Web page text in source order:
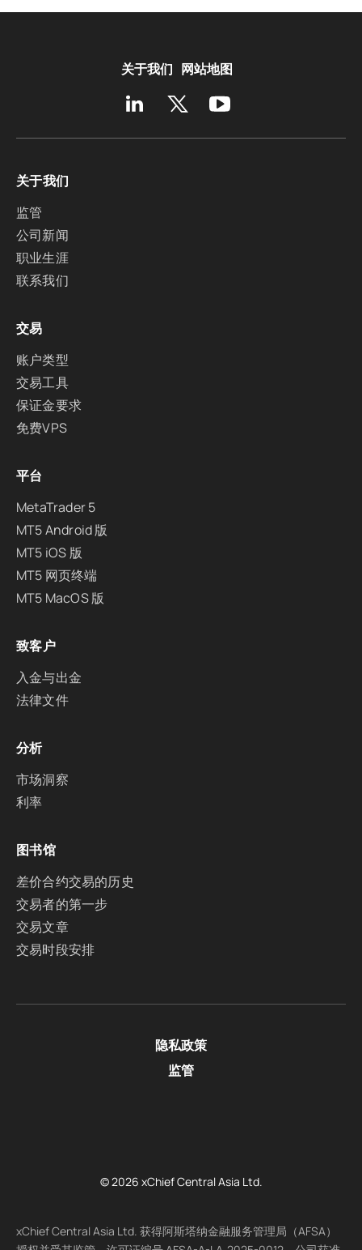
关于我们 网站地图
关于我们
监管
公司新闻
职业生涯
联系我们
交易
账户类型
交易工具
保证金要求
免费VPS
平台
MetaTrader 5
MT5 Android 版
MT5 iOS 版
MT5 网页终端
MT5 MacOS 版
致客户
入金与出金
法律文件
分析
市场洞察
利率
图书馆
差价合约交易的历史
交易者的第一步
交易文章
交易时段安排
隐私政策
监管
© 2026 xChief Central Asia Ltd.
xChief Central Asia Ltd. 获得阿斯塔纳金融服务管理局（AFSA）